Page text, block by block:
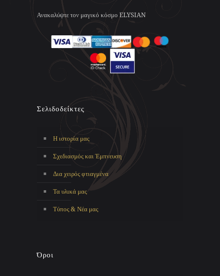
προϊόντος
Ανακαλύψτε τον μαγικό κόσμο ELYSIAN
Σελιδοδείκτες
Η ιστορία μας
Σχεδιασμός και Έμπνευση
Δια χειρός φτιαγμένα
Τα υλικά μας
Τύπος & Νέα μας
Όροι